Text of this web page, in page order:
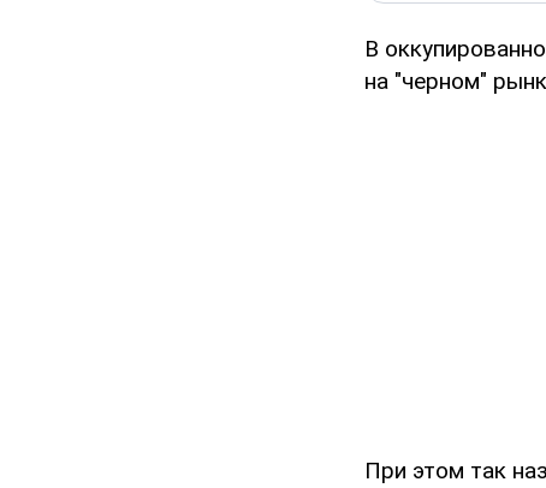
В
на "черном"
При этом так